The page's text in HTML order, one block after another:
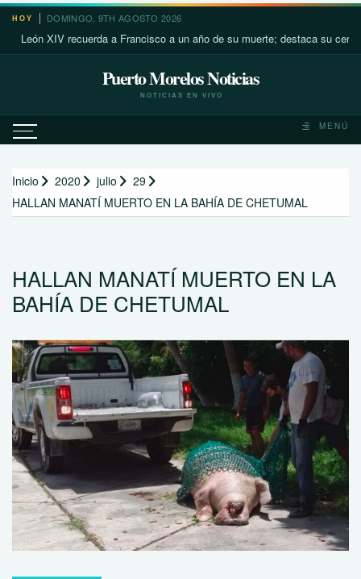
Saltar
contenido
HOY DOMINGO, 9TH AGOSTO 2026
XIV recuerda a Francisco a un año de su muerte; destaca su cercanía
Puerto Morelos Noticias
NOTICIAS EN VIVO
MENÚ
Inicio 2020 julio
29
HALLAN MANATÍ MUERTO EN LA BAHÍA DE CHETUMAL
HALLAN MANATÍ MUERTO EN LA
BAHÍA DE CHETUMAL